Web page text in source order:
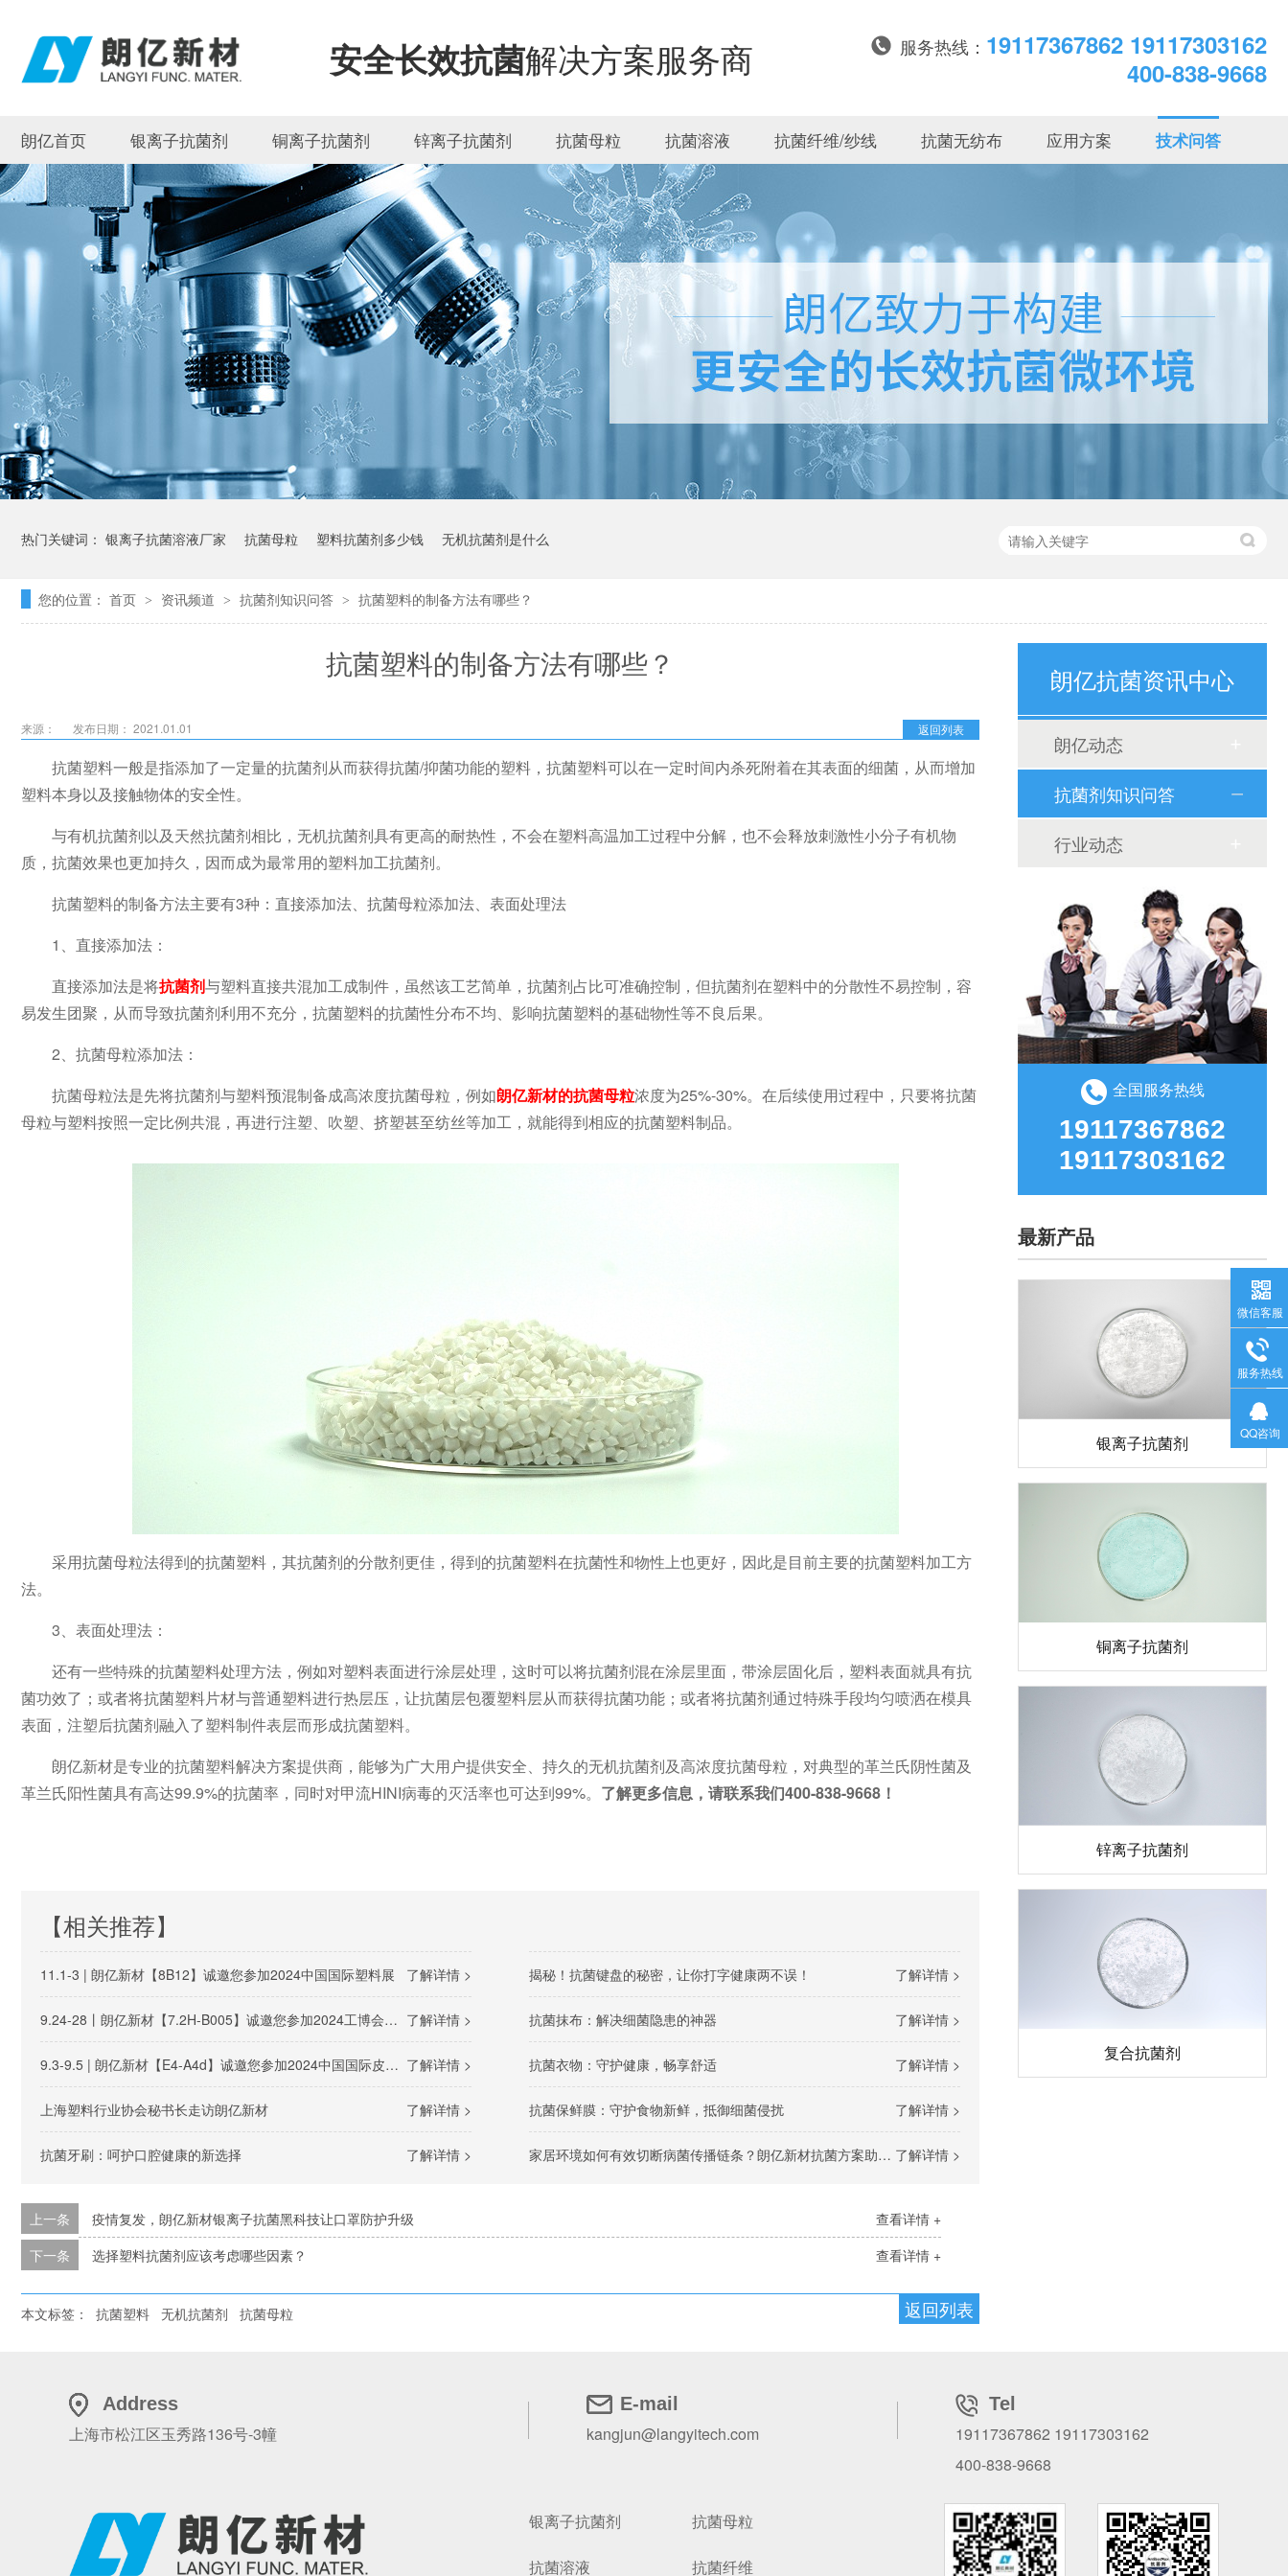
安全长效抗菌解决方案服务商 服务热线： 19117367862 19117303162
400-838-9668
朗亿首页 银离子抗菌剂 铜离子抗菌剂 锌离子抗菌剂 抗菌母粒 抗菌溶液 抗菌纤维/纱线 抗菌无纺布 应用方案 技术问答
联系朗亿
热门关键词： 银离子抗菌溶液厂家 抗菌母粒 塑料抗菌剂多少钱 无机抗菌剂是什么
您的位置： 首页 > 资讯频道 > 抗菌剂知识问答 > 抗菌塑料的制备方法有哪些？
抗菌塑料的制备方法有哪些？
返回列表
来源： 发布日期： 2021.01.01
抗菌塑料一般是指添加了一定量的抗菌剂从而获得抗菌/抑菌功能的塑料，抗菌塑料可以在一定时间内杀死附着在其表面的细菌，从而增加
塑料本身以及接触物体的安全性。
与有机抗菌剂以及天然抗菌剂相比，无机抗菌剂具有更高的耐热性，不会在塑料高温加工过程中分解，也不会释放刺激性小分子有机物
质，抗菌效果也更加持久，因而成为最常用的塑料加工抗菌剂。
抗菌塑料的制备方法主要有3种：直接添加法、抗菌母粒添加法、表面处理法
1、直接添加法：
直接添加法是将抗菌剂与塑料直接共混加工成制件，虽然该工艺简单，抗菌剂占比可准确控制，但抗菌剂在塑料中的分散性不易控制，容
易发生团聚，从而导致抗菌剂利用不充分，抗菌塑料的抗菌性分布不均、影响抗菌塑料的基础物性等不良后果。
2、抗菌母粒添加法：
抗菌母粒法是先将抗菌剂与塑料预混制备成高浓度抗菌母粒，例如朗亿新材的抗菌母粒浓度为25%-30%。在后续使用过程中，只要将抗菌
母粒与塑料按照一定比例共混，再进行注塑、吹塑、挤塑甚至纺丝等加工，就能得到相应的抗菌塑料制品。
采用抗菌母粒法得到的抗菌塑料，其抗菌剂的分散剂更佳，得到的抗菌塑料在抗菌性和物性上也更好，因此是目前主要的抗菌塑料加工方
法。
3、表面处理法：
还有一些特殊的抗菌塑料处理方法，例如对塑料表面进行涂层处理，这时可以将抗菌剂混在涂层里面，带涂层固化后，塑料表面就具有抗
菌功效了；或者将抗菌塑料片材与普通塑料进行热层压，让抗菌层包覆塑料层从而获得抗菌功能；或者将抗菌剂通过特殊手段均匀喷洒在模具
表面，注塑后抗菌剂融入了塑料制件表层而形成抗菌塑料。
朗亿新材是专业的抗菌塑料解决方案提供商，能够为广大用户提供安全、持久的无机抗菌剂及高浓度抗菌母粒，对典型的革兰氏阴性菌及
革兰氏阳性菌具有高达99.9%的抗菌率，同时对甲流HINI病毒的灭活率也可达到99%。 了解更多信息，请联系我们400-838-9668！
【相关推荐】
了解详情 >
11.1-3 | 朗亿新材【8B12】诚邀您参加2024中国国际塑料展 了解详情 >
揭秘！抗菌键盘的秘密，让你打字健康两不误！
了解详情 >
9.24-28丨朗亿新材【7.2H-B005】诚邀您参加2024工博会（新材料产业展） 了解详情 >
抗菌抹布：解决细菌隐患的神器
了解详情 >
9.3-9.5 | 朗亿新材【E4-A4d】诚邀您参加2024中国国际皮革展 了解详情 >
抗菌衣物：守护健康，畅享舒适
了解详情 >
上海塑料行业协会秘书长走访朗亿新材 了解详情 >
抗菌保鲜膜：守护食物新鲜，抵御细菌侵扰
了解详情 >
抗菌牙刷：呵护口腔健康的新选择 了解详情 >
家居环境如何有效切断病菌传播链条？朗亿新材抗菌方案助力建筑建材行业
查看详情 +
上一条
疫情复发，朗亿新材银离子抗菌黑科技让口罩防护升级
查看详情 +
下一条 选择塑料抗菌剂应该考虑哪些因素？
返回列表
本文标签： 抗菌塑料 无机抗菌剂 抗菌母粒
朗亿抗菌资讯中心
朗亿动态
抗菌剂知识问答
行业动态
全国服务热线
19117367862
19117303162
最新产品
银离子抗菌剂
铜离子抗菌剂
锌离子抗菌剂
复合抗菌剂
Address
上海市松江区玉秀路136号-3幢
E-mail
kangjun@langyitech.com
Tel
19117367862 19117303162
400-838-9668
银离子抗菌剂 抗菌母粒
抗菌溶液 抗菌纤维
微信客服
服务热线
QQ咨询